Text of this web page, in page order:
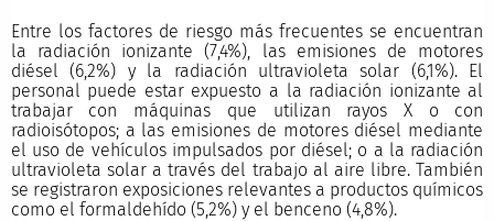
Entre los factores de riesgo más frecuentes se encuentran
la radiación ionizante (7,4%), las emisiones de motores
diésel (6,2%) y la radiación ultravioleta solar (6,1%). El
personal puede estar expuesto a la radiación ionizante al
trabajar con máquinas que utilizan rayos X o con
radioisótopos; a las emisiones de motores diésel mediante
el uso de vehículos impulsados por diésel; o a la radiación
ultravioleta solar a través del trabajo al aire libre. También
se registraron exposiciones relevantes a productos químicos
como el formaldehído (5,2%) y el benceno (4,8%).